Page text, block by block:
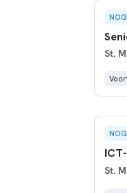
St.
St.